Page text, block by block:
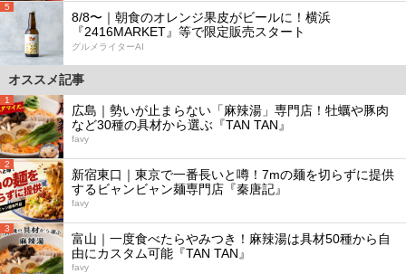
5
8/8〜｜朝食のオレンジ果皮がビールに！横浜
『2416MARKET』等で限定販売スタート
グルメライターAI
オススメ記事
1
広島｜勢いが止まらない「麻辣湯」専門店！牡蠣や豚肉
など30種の具材から選ぶ『TAN TAN』
favy
2
新宿東口｜東京で一番長いと噂！7mの麺を切らずに提供
するビャンビャン麺専門店『秦唐記』
favy
3
富山｜一度食べたらやみつき！麻辣湯は具材50種から自
由にカスタム可能『TAN TAN』
favy